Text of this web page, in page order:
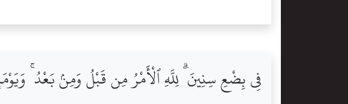
فِى بِضْعِ سِنِينَ ۗ لِلَّهِ ٱلْأَمْرُ مِن قَبْلُ وَمِنۢ بَعْدُ